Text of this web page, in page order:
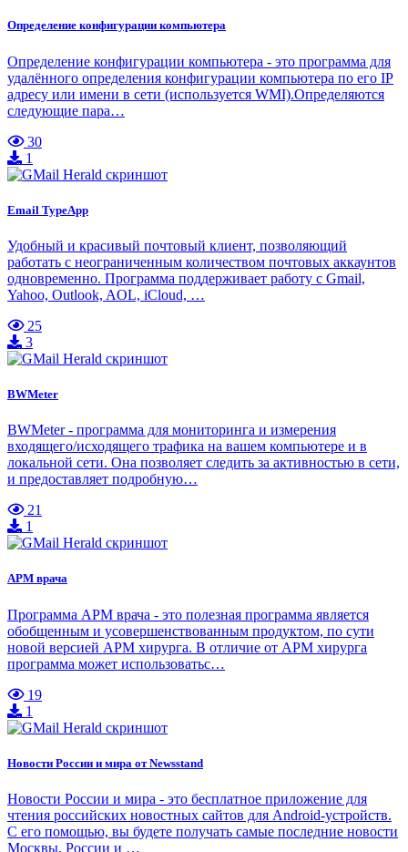
Определение конфигурации компьютера
Определение конфигурации компьютера - это программа для
удалённого определения конфигурации компьютера по его IP
адресу или имени в сети (используется WMI).Определяются
следующие пара…
30
1
Email TypeApp
Удобный и красивый почтовый клиент, позволяющий
работать с неограниченным количеством почтовых аккаунтов
одновременно. Программа поддерживает работу с Gmail,
Yahoo, Outlook, AOL, iCloud, …
25
3
BWMeter
BWMeter - программа для мониторинга и измерения
входящего/исходящего трафика на вашем компьютере и в
локальной сети. Она позволяет следить за активностью в сети,
и предоставляет подробную…
21
1
АРМ врача
Программа АРМ врача - это полезная программа является
обобщенным и усовершенствованным продуктом, по сути
новой версией АРМ хирурга. В отличие от АРМ хирурга
программа может использоватьс…
19
1
Новости России и мира от Newsstand
Новости России и мира - это бесплатное приложение для
чтения российских новостных сайтов для Android-устройств.
С его помощью, вы будете получать самые последние новости
Москвы, России и …